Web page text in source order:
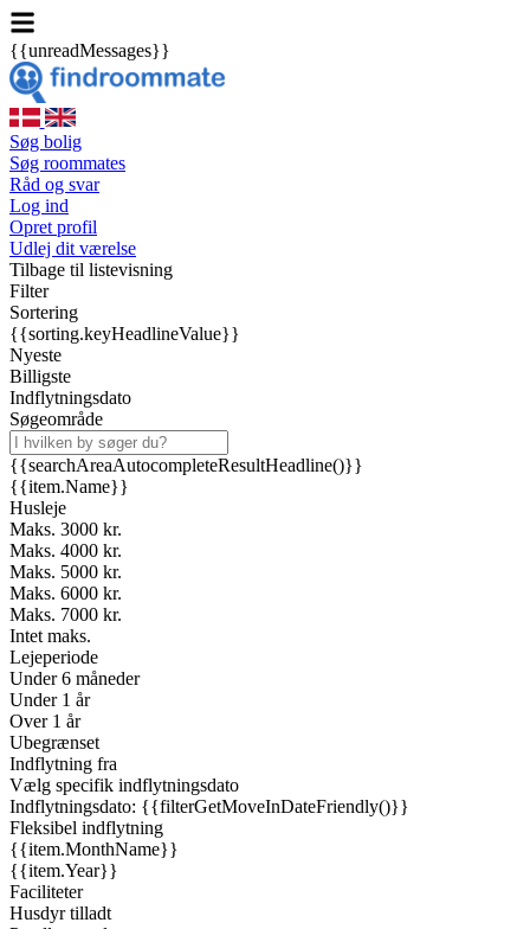
{{unreadMessages}}
Søg bolig
Søg roommates
Råd og svar
Log ind
Opret profil
Udlej dit værelse
Tilbage til listevisning
Filter
Sortering
{{sorting.keyHeadlineValue}}
Nyeste
Billigste
Indflytningsdato
Søgeområde
{{searchAreaAutocompleteResultHeadline()}}
{{item.Name}}
Husleje
Maks. 3000 kr.
Maks. 4000 kr.
Maks. 5000 kr.
Maks. 6000 kr.
Maks. 7000 kr.
Intet maks.
Lejeperiode
Under 6 måneder
Under 1 år
Over 1 år
Ubegrænset
Indflytning fra
Vælg specifik indflytningsdato
Indflytningsdato: {{filterGetMoveInDateFriendly()}}
Fleksibel indflytning
{{item.MonthName}}
{{item.Year}}
Faciliteter
Husdyr tilladt